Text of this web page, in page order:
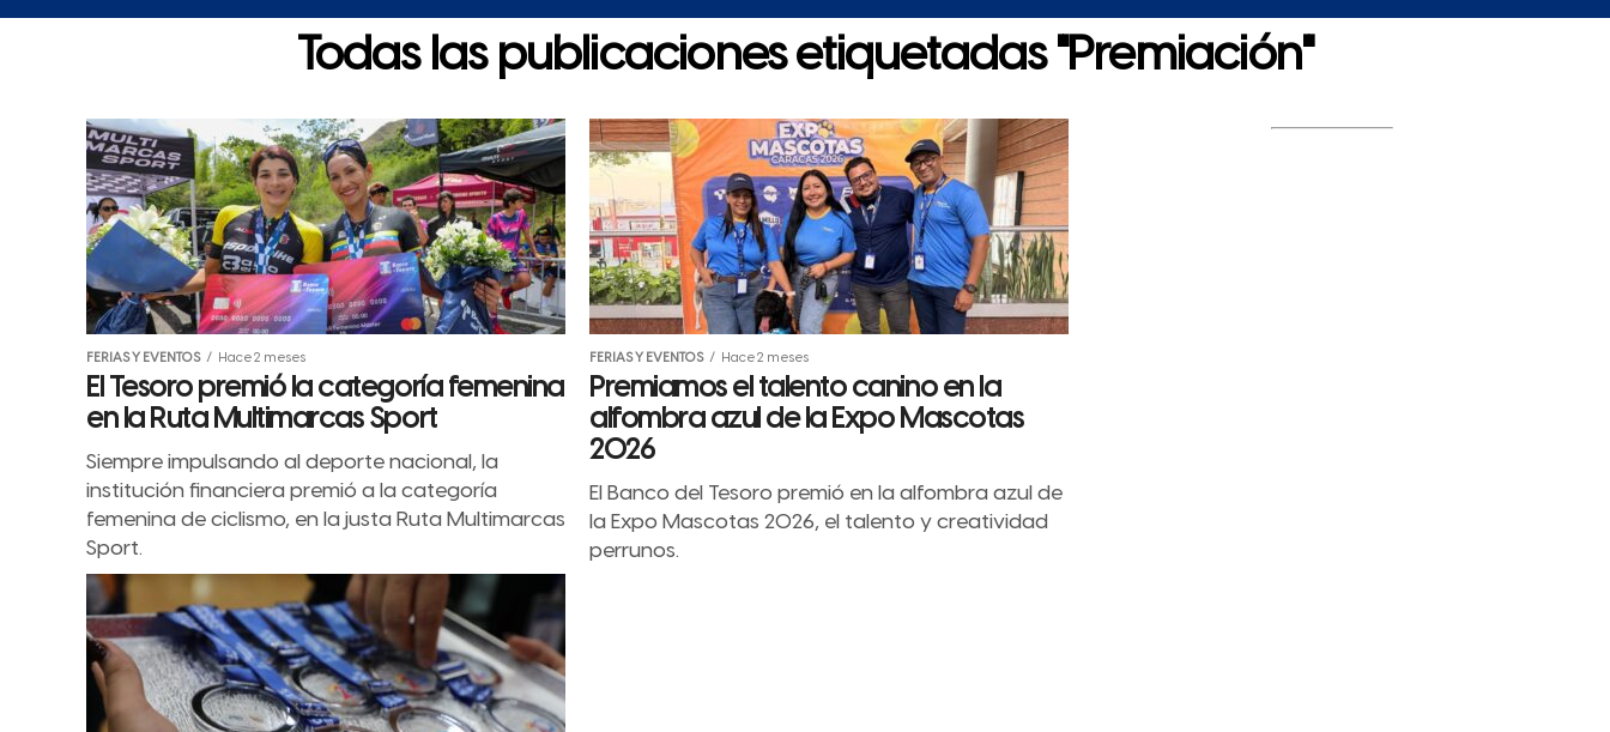
Todas las publicaciones etiquetadas "Premiación"
FERIAS Y EVENTOS Hace 2 meses
El Tesoro premió la categoría femenina
en la Ruta Multimarcas Sport
Siempre impulsando al deporte nacional, la
institución financiera premió a la categoría
femenina de ciclismo, en la justa Ruta Multimarcas
Sport.
FERIAS Y EVENTOS Hace 2 meses
Premiamos el talento canino en la
alfombra azul de la Expo Mascotas
2026
El Banco del Tesoro premió en la alfombra azul de
la Expo Mascotas 2026, el talento y creatividad
perrunos.